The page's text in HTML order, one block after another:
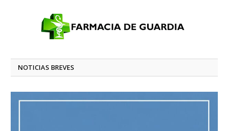
NOTICIAS BREVES